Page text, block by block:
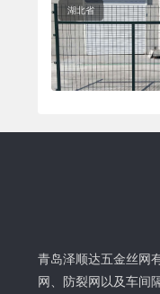
湖北省
青岛泽顺达五金丝网
网、防裂网以及车间